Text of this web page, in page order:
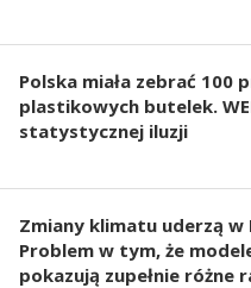
Polska miała zebrać 100
plastikowych butelek.
statystycznej iluzji
Zmiany klimatu uderzą w
Problem w tym, że
pokazują zupełnie różne